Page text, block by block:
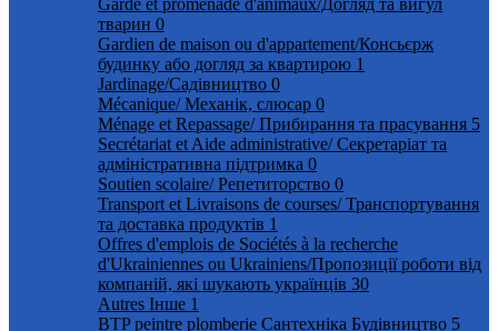
Garde et promenade d'animaux/Догляд та вигул
тварин 0
Gardien de maison ou d'appartement/Консьєрж
будинку або догляд за квартирою 1
Jardinage/Садівництво 0
Mécanique/ Механік, слюсар 0
Ménage et Repassage/ Прибирання та прасування 5
Secrétariat et Aide administrative/ Секретаріат та
адміністративна підтримка 0
Soutien scolaire/ Репетиторство 0
Transport et Livraisons de courses/ Транспортування
та доставка продуктів 1
Offres d'emplois de Sociétés à la recherche
d'Ukrainiennes ou Ukrainiens/Пропозиції роботи від
компаній, які шукають українців 30
Autres Інше 1
BTP peintre plomberie Сантехніка Будівництво 5